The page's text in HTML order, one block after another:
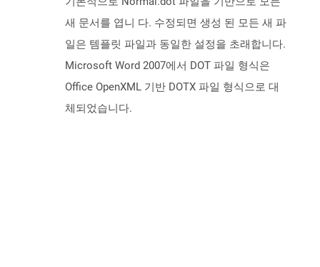
새 문서를 엽니 다. 수정되면 생성 된 모든 새 파
일은 템플릿 파일과 동일한 설정을 초래합니다.
Microsoft Word 2007에서 DOT 파일 형식은
Office OpenXML 기반 DOTX 파일 형식으로 대
체되었습니다.